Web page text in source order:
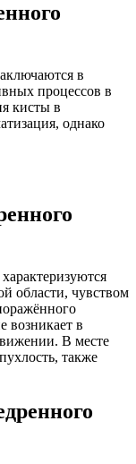
в
процессов в
кисты в
однако
области, чувством
возникает в
В месте
также